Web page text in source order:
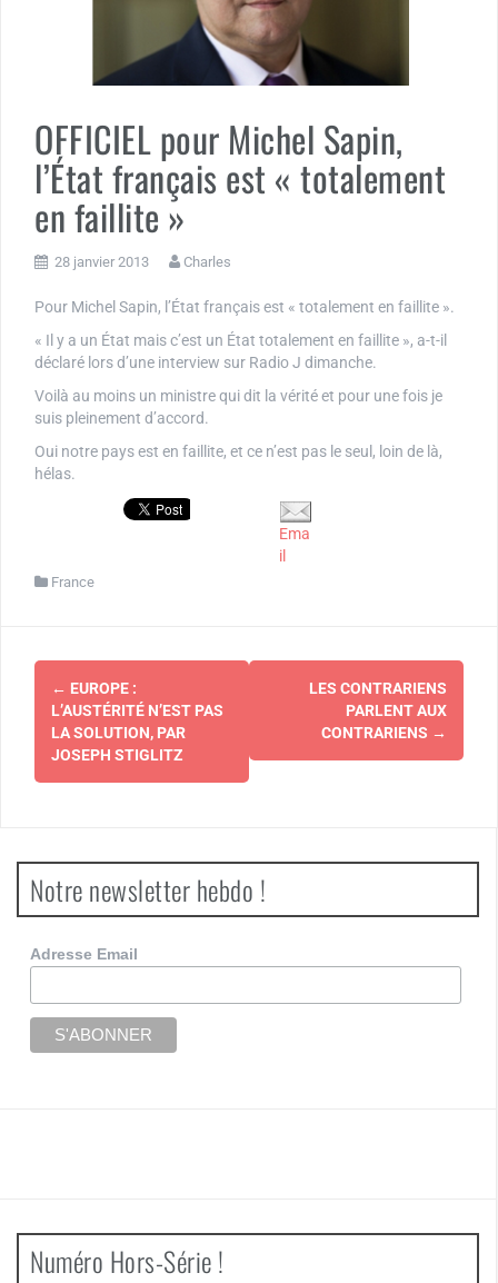
OFFICIEL pour Michel Sapin,
l’État français est « totalement
en faillite »
28 janvier 2013 Charles
Pour Michel Sapin, l’État français est « totalement en faillite ».
« Il y a un État mais c’est un État totalement en faillite », a-t-il
déclaré lors d’une interview sur Radio J dimanche.
Voilà au moins un ministre qui dit la vérité et pour une fois je
suis pleinement d’accord.
Oui notre pays est en faillite, et ce n’est pas le seul, loin de là,
hélas.
Ema
il
France
Navigation
d'article
← EUROPE :
L’AUSTÉRITÉ N’EST PAS
LA SOLUTION, PAR
JOSEPH STIGLITZ
LES CONTRARIENS
PARLENT AUX
CONTRARIENS →
Notre newsletter hebdo !
Adresse Email
Numéro Hors-Série !